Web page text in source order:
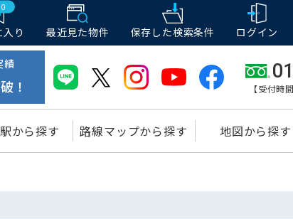
0
入り 最近見た物件 保存した検索条件 ログイン
績
！ 【受付時
から探す 路線マップから探す 地図から探す